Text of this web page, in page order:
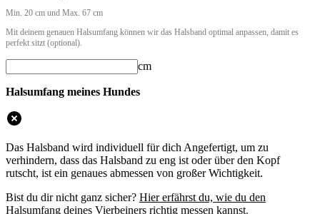
Min. 20 cm und Max. 67 cm
Mit deinem genauen Halsumfang können wir das Halsband optimal anpassen, damit es
perfekt sitzt (optional).
cm
Halsumfang meines Hundes
Das Halsband wird individuell für dich Angefertigt, um zu
verhindern, dass das Halsband zu eng ist oder über den Kopf
rutscht, ist ein genaues abmessen von großer Wichtigkeit.
Bist du dir nicht ganz sicher? Hier erfährst du, wie du den
Halsumfang deines Vierbeiners richtig messen kannst.